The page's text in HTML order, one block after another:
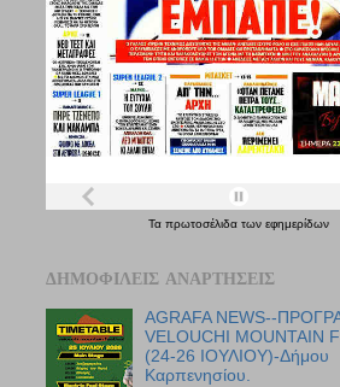
Τα πρωτοσέλιδα των εφημερίδων
ΔΗΜΟΦΙΛΕΊΣ ΑΝΑΡΤΉΣΕΙΣ
AGRAFA NEWS--
VELOUCHI MOUNTAIN
(24-26 ΙΟΥΛΙΟΥ)-Δήμου
Καρπενησίου.